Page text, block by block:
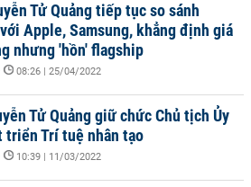
Tử Quảng tiếp tục so sánh
Apple, Samsung, khẳng định giá
nhưng 'hồn' flagship
08:26 | 25/04/2022
Tử Quảng giữ chức Chủ tịch Ủy
triển Trí tuệ nhân tạo
10:39 | 11/03/2022